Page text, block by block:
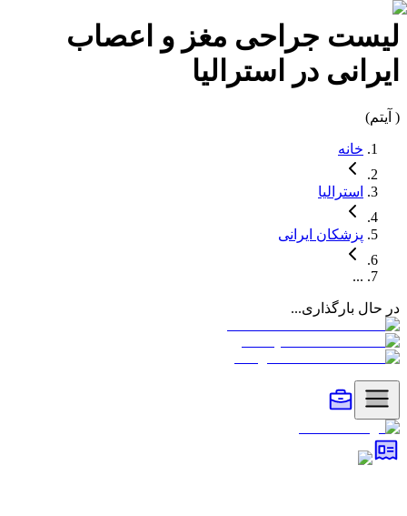
لیست جراحی مغز و اعصاب
ایرانی در
استرالیا
( آیتم)
خانه
استرالیا
پزشکان ایرانی
...
در حال بارگذاری...